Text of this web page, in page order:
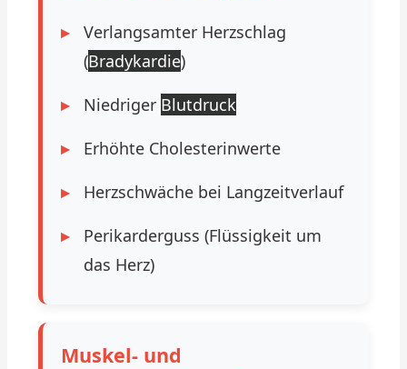
Verlangsamter Herzschlag
(Bradykardie)
Niedriger Blutdruck
Erhöhte Cholesterinwerte
Herzschwäche bei Langzeitverlauf
Perikarderguss (Flüssigkeit um
das Herz)
Muskel- und